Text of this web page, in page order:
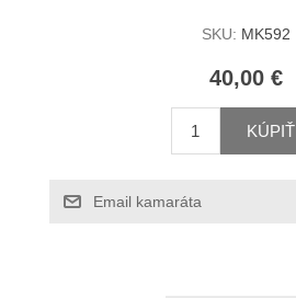
SKU: MK592
40,00 €
KÚPIŤ
Email kamaráta